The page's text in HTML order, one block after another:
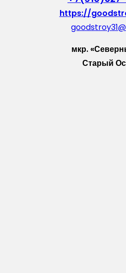
https://
мкр.
Старый